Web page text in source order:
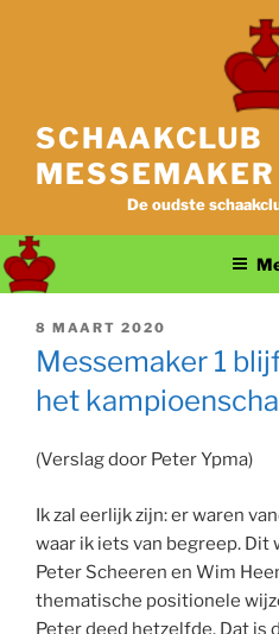
SCHAAKCLUB
De oudste
GEPLAATST
OP
8 MAART 2020
Messemaker 1
het
(Verslag door Peter Ypma)
Ik zal eerlijk zijn: er waren
waar ik iets van begreep. Dit
Peter Scheeren en Wim
thematische positionele
Peter deed hetzelfde. Dat is